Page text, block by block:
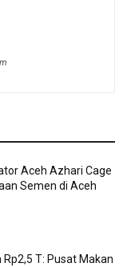
Aceh Azhari Cage
Semen di Aceh
T: Pusat Makan